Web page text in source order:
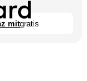
mitgratis